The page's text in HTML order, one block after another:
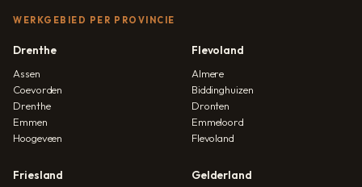
WERKGEBIED PER PROVINCIE
Drenthe
Assen
Coevorden
Drenthe
Emmen
Hoogeveen
Flevoland
Almere
Biddinghuizen
Dronten
Emmeloord
Flevoland
Friesland Gelderland